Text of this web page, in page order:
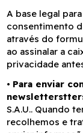
A base legal
consentimento
através do
ao assinalar a
privacidade
• Para enviar
S.A.U.. Quando
recolhemos e